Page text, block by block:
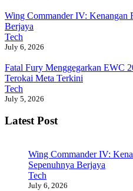
Wing Commander IV: Kenangan
Berjaya
Tech
July 6, 2026
Fatal Fury Menggegarkan EWC
Terokai Meta Terkini
Tech
July 5, 2026
Latest Post
Wing Commander IV:
Sepenuhnya Berjaya
Tech
July 6, 2026